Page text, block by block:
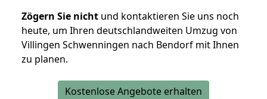
Zögern Sie nicht und kontaktieren Sie uns noch
heute, um Ihren deutschlandweiten Umzug von
Villingen Schwenningen nach Bendorf mit Ihnen
zu planen.
Kostenlose Angebote erhalten